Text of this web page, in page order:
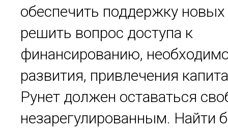
обеспечить поддержку
решить вопрос доступа к
финансированию,
развития, привлечения
Рунет должен оставаться
незарегулированным. Найти